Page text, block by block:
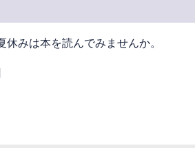
みは本を読んでみませんか。